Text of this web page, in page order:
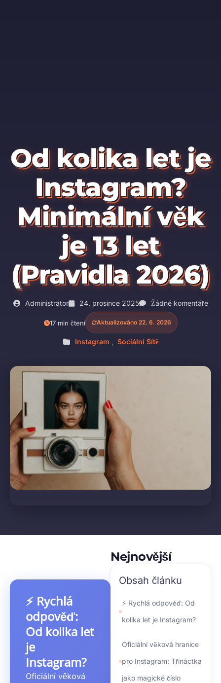
Od kolika let je
Instagram?
Minimální věk
je 13 let
(Pravidla 2026)
Administrátor 24. prosince 2025 Žádné komentáře
17 min čtení Aktualizováno 22. 6. 2026
Instagram Sociální Sítě
⚡ Rychlá
odpověď:
Od kolika let
je
Instagram?
Oficiální věková
Nejnovější
Obsah článku
⚡ Rychlá odpověď: Od
kolika let je Instagram?
Oficiální věková hranice
pro Instagram: Třináctka
jako magické číslo